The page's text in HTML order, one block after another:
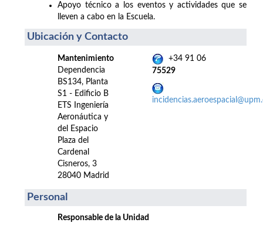
Apoyo técnico a los eventos y actividades que se
lleven a cabo en la Escuela.
Ubicación y Contacto
Mantenimiento
Dependencia
BS134, Planta
S1 - Edificio B
ETS Ingeniería
Aeronáutica y
del Espacio
Plaza del
Cardenal
Cisneros, 3
28040 Madrid
+34 91 06
75529
Personal
Responsable de la Unidad